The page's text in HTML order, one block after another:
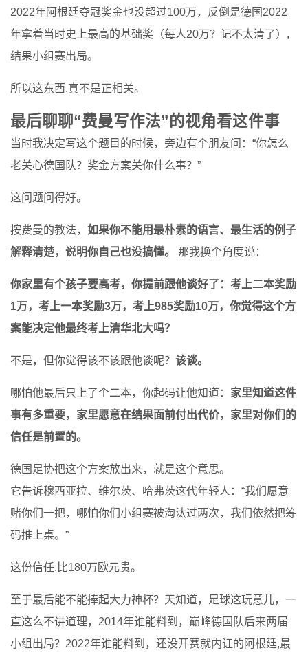
2022年阿根廷夺冠奖金也没超过100万，反倒是德国2022
年拿着当时史上最高的基础奖（每人20万？记不太清了）,
结果小组赛出局。
所以这东西,真不是正相关。
最后聊聊“费曼写作法”的视角看这件事
当时我决定写这个题目的时候，旁边有个朋友问：“你怎么
老关心德国队？奖金方案关你什么事？”
这问题问得好。
按费曼的教法， 如果你不能用最朴素的语言、最生活的例子
解释清楚，说明你自己也没搞懂。
那我换个角度说：
你家里有个孩子要高考，你提前跟他谈好了：考上二本奖励
1万，考上一本奖励3万，考上985奖励10万，你觉得这个方
案能决定他最终考上清华北大吗？
不是，但你觉得该不该跟他谈呢？ 该谈。
哪怕他最后只上了个二本，你起码让他知道： 家里知道这件
事有多重要，家里愿意在结果面前付出代价，家里对你们的
信任是前置的。
德国足协把这个方案放出来，就是这个意思。
它告诉穆西亚拉、维尔茨、哈弗茨这代年轻人：“我们愿意
赌你们一把，哪怕你们小组赛被淘汰过两次，我们依然把筹
码推上桌。”
这份信任,比180万欧元贵。
至于最后能不能捧起大力神杯？天知道，足球这玩意儿，一
直这么不讲道理，2014年谁能料到，巅峰德国队后来两届
小组出局？2022年谁能料到，还没开赛就内讧的阿根廷,最